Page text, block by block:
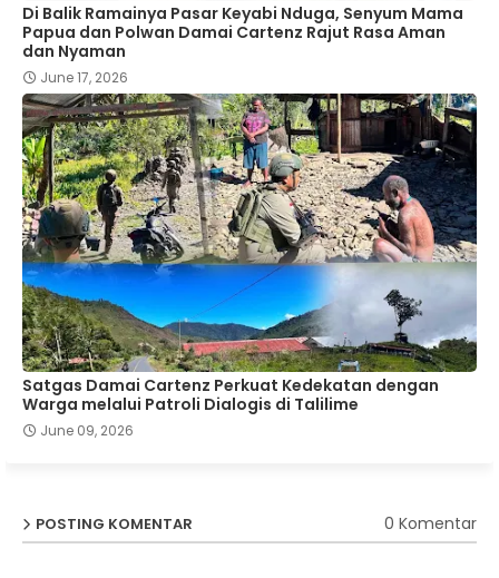
Di Balik Ramainya Pasar Keyabi Nduga, Senyum Mama
Papua dan Polwan Damai Cartenz Rajut Rasa Aman
dan Nyaman
June 17, 2026
Satgas Damai Cartenz Perkuat Kedekatan dengan
Warga melalui Patroli Dialogis di Talilime
June 09, 2026
POSTING KOMENTAR 0 Komentar